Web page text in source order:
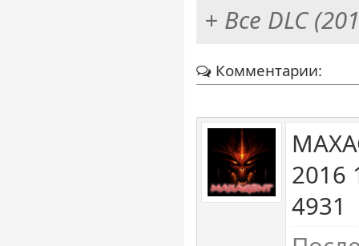
+ Все DLC
Комментарии:
2016
4931